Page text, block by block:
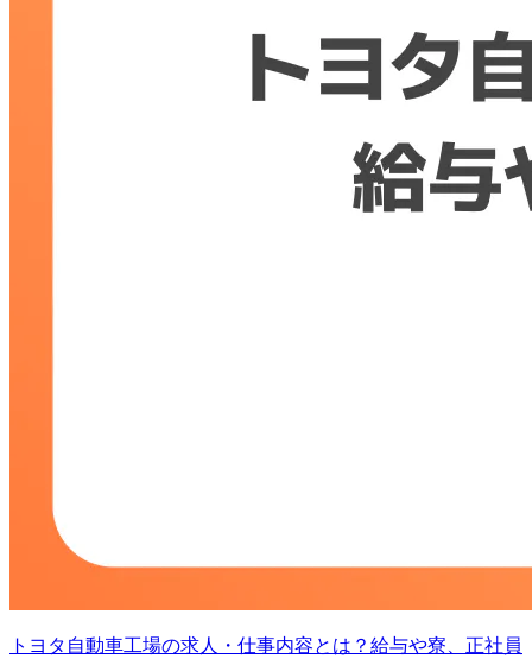
トヨタ自動車工場の求人・仕事内容とは？給与や寮、正社員